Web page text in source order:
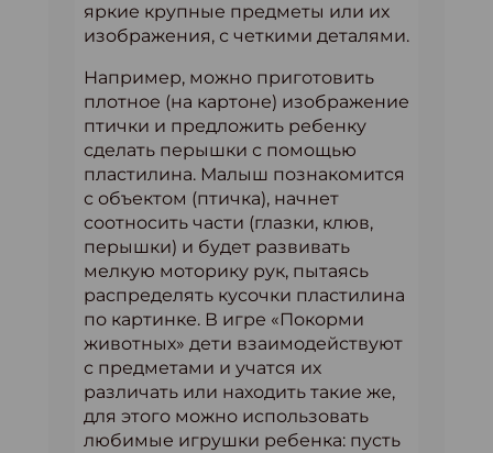
яркие крупные предметы или их
изображения, с четкими деталями.
Например, можно приготовить
плотное (на картоне) изображение
птички и предложить ребенку
сделать перышки с помощью
пластилина. Малыш познакомится
с объектом (птичка), начнет
соотносить части (глазки, клюв,
перышки) и будет развивать
мелкую моторику рук, пытаясь
распределять кусочки пластилина
по картинке. В игре «Покорми
животных» дети взаимодействуют
с предметами и учатся их
различать или находить такие же,
для этого можно использовать
любимые игрушки ребенка: пусть